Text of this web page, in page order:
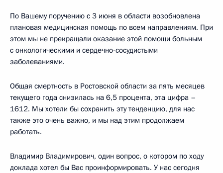
По Вашему поручению с 3 июня в области возобновлена
плановая медицинская помощь по всем направлениям. При
этом мы не прекращали оказание этой помощи больным
с онкологическими и сердечно-сосудистыми
заболеваниями.
Общая смертность в Ростовской области за пять месяцев
текущего года снизилась на 6,5 процента, эта цифра –
1612. Мы хотели бы сохранить эту тенденцию, для нас
также это очень важно, и мы над этим продолжаем
работать.
Владимир Владимирович, один вопрос, о котором по ходу
доклада хотел бы Вас проинформировать. У нас сегодня